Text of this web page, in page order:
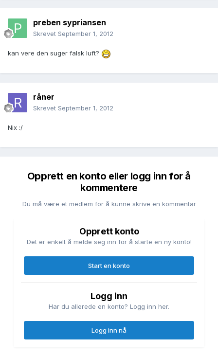
preben sypriansen
Skrevet September 1, 2012
kan vere den suger falsk luft?
råner
Skrevet September 1, 2012
Nix :/
Opprett en konto eller logg inn for å
kommentere
Du må være et medlem for å kunne skrive en kommentar
Opprett konto
Det er enkelt å melde seg inn for å starte en ny konto!
Start en konto
Logg inn
Har du allerede en konto? Logg inn her.
Logg inn nå